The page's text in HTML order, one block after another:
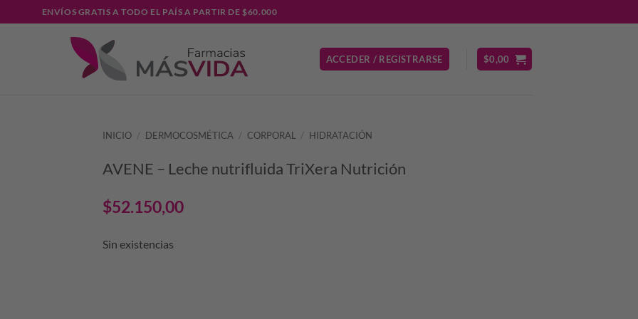
ENVÍOS GRATIS A TODO EL PAÍS A PARTIR DE $60.000
ACCEDER / REGISTRARSE $0,00
INICIO / DERMOCOSMÉTICA / CORPORAL / HIDRATACIÓN
AVENE – Leche nutrifluida TriXera Nutrición
$52.150,00
Sin existencias